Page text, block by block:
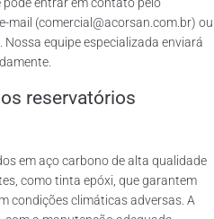
mail (comercial@acorsan.com.br) ou
equipe especializada enviará
reservatórios
em aço carbono de alta qualidade
como tinta epóxi, que garantem
condições climáticas adversas. A